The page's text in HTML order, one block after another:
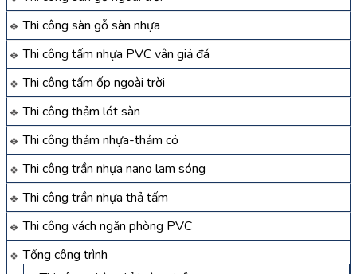
Thi công sàn gỗ sàn nhựa
Thi công tấm nhựa PVC vân giả đá
Thi công tấm ốp ngoài trời
Thi công thảm lót sàn
Thi công thảm nhựa-thảm cỏ
Thi công trần nhựa nano lam sóng
Thi công trần nhựa thả tấm
Thi công vách ngăn phòng PVC
Tổng công trình